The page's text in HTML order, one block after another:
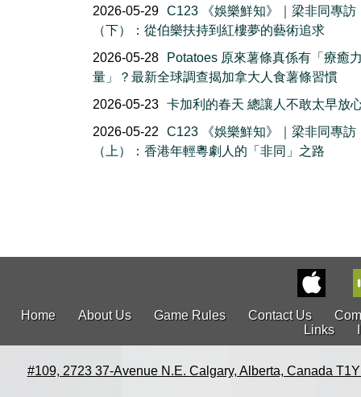
2026-05-29 C123 《娛樂鮮知》｜梁非同專訪
（下）：從伯樂扶持到紅樓夢的藝術追求
2026-05-28
Potatoes 原來薯條真係有「療癒
量」？最新全球調查揭加拿大人食薯條習慣
2026-05-23 卡加利的春天 總讓人不敢太早放
2026-05-22
C123 《娛樂鮮知》｜梁非同專訪
（上）：香港年輕粵劇人的「非同」之路
Home About Us Game Rules Contact Us
Links
#109, 2723 37-Avenue N.E. Calgary, Alberta, Canada